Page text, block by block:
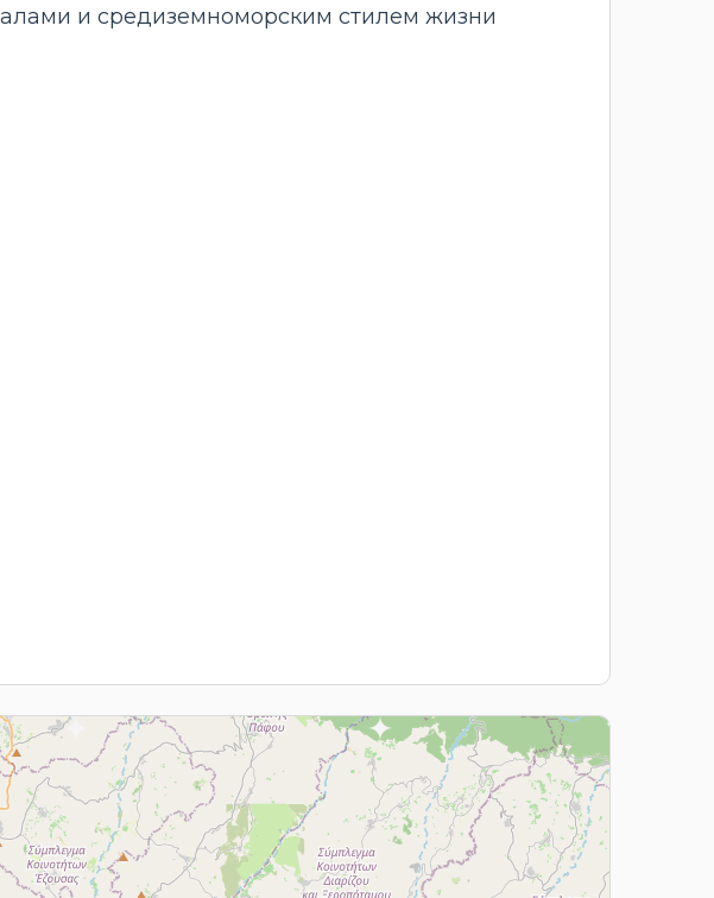
и средиземноморским стилем жизни